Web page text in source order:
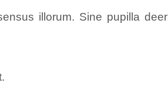
illorum. Sine pupilla